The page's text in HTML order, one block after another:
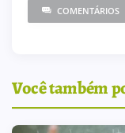
COMENTÁRIOS
Você também